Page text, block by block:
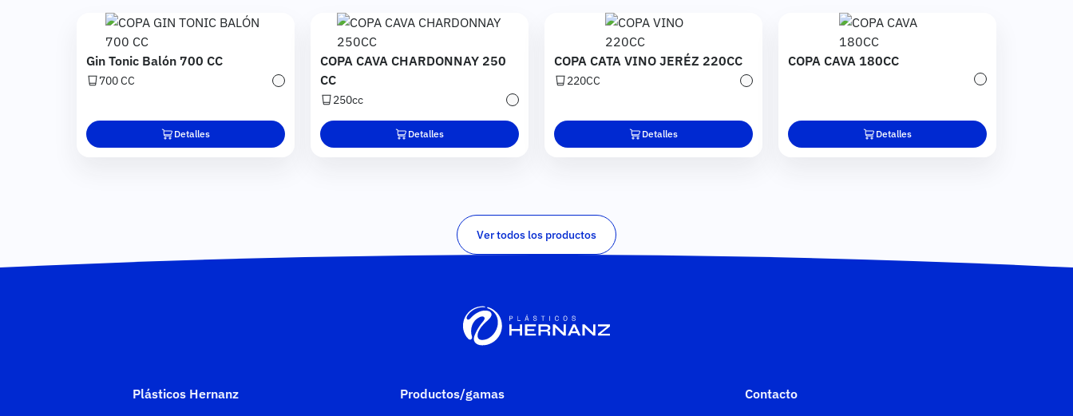
Imagen
Gin Tonic Balón 700 CC
700 CC Transparente
Detalles
Imagen
COPA CAVA CHARDONNAY 250
CC
250cc Transparente
Detalles
Imagen
COPA CATA VINO JERÉZ 220CC
220CC Transparente
Detalles
Imagen
COPA CAVA 180CC
Transparente
Detalles
Ver todos los productos
Plásticos Hernanz Productos/gamas Contacto